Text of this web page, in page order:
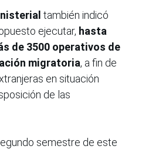
también indicó
ejecutar, hasta
de 3500 operativos de
migratoria, a fin de
en situación
de las
semestre de este